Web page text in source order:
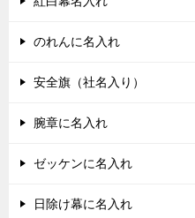
のれんに名入れ
安全旗（社名入り）
腕章に名入れ
ゼッケンに名入れ
日除け幕に名入れ